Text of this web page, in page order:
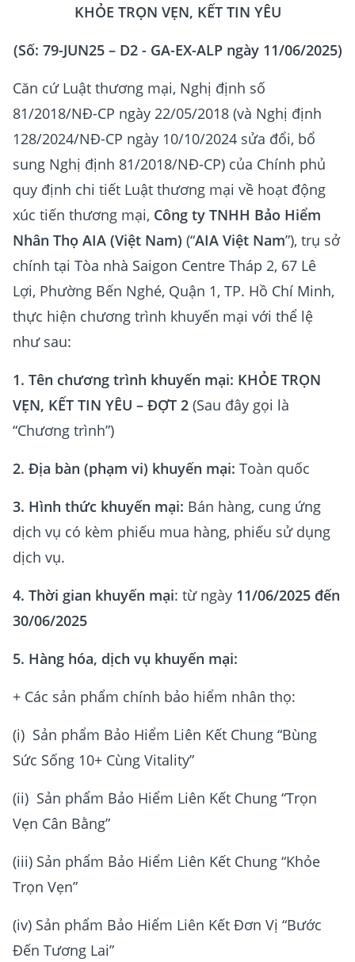
KHỎE TRỌN VẸN, KẾT TIN YÊU
(Số: 79-JUN25 – D2 - GA-EX-ALP ngày 11/06/2025)
Căn cứ Luật thương mại, Nghị định số
81/2018/NĐ-CP ngày 22/05/2018 (và Nghị định
128/2024/NĐ-CP ngày 10/10/2024 sửa đổi, bổ
sung Nghị định 81/2018/NĐ-CP) của Chính phủ
quy định chi tiết Luật thương mại về hoạt động
xúc tiến thương mại, Công ty TNHH Bảo Hiểm
Nhân Thọ AIA (Việt Nam) (“AIA Việt Nam”), trụ sở
chính tại Tòa nhà Saigon Centre Tháp 2, 67 Lê
Lợi, Phường Bến Nghé, Quận 1, TP. Hồ Chí Minh,
thực hiện chương trình khuyến mại với thể lệ
như sau:
1. Tên chương trình khuyến mại: KHỎE TRỌN
VẸN, KẾT TIN YÊU – ĐỢT 2 (Sau đây gọi là
“Chương trình”)
2. Địa bàn (phạm vi) khuyến mại: Toàn quốc
3. Hình thức khuyến mại: Bán hàng, cung ứng
dịch vụ có kèm phiếu mua hàng, phiếu sử dụng
dịch vụ.
4. Thời gian khuyến mại: từ ngày 11/06/2025 đến
30/06/2025
5. Hàng hóa, dịch vụ khuyến mại:
+ Các sản phẩm chính bảo hiểm nhân thọ:
(i) Sản phẩm Bảo Hiểm Liên Kết Chung “Bùng
Sức Sống 10+ Cùng Vitality”
(ii) Sản phẩm Bảo Hiểm Liên Kết Chung “Trọn
Vẹn Cân Bằng”
(iii) Sản phẩm Bảo Hiểm Liên Kết Chung “Khỏe
Trọn Vẹn”
(iv) Sản phẩm Bảo Hiểm Liên Kết Đơn Vị “Bước
Đến Tương Lai”